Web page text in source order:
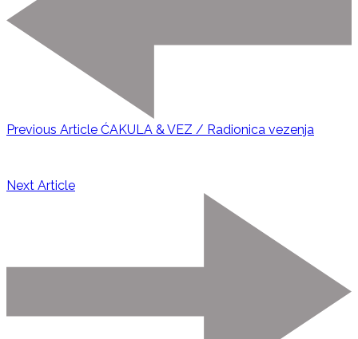
Previous Article ĆAKULA & VEZ / Radionica vezenja
Next Article